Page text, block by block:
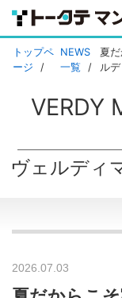
トップペ
ージ
NEWS
一覧
夏
ル
ヴェルディ
VERDY
2026.07.03